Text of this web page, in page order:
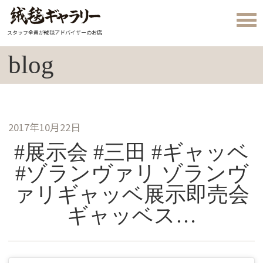
スタッフ全員が絨毯アドバイザーのお店
blog
2017年10月22日
#展示会 #三田 #ギャッベ
#ゾランヴァリ ゾランヴ
ァリギャッベ展示即売会
ギャッベス…